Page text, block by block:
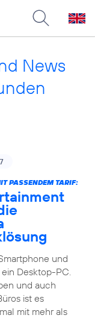
News
PASSENDEM TARIF:
und
Desktop-PC.
und auch
ist es
mit mehr als